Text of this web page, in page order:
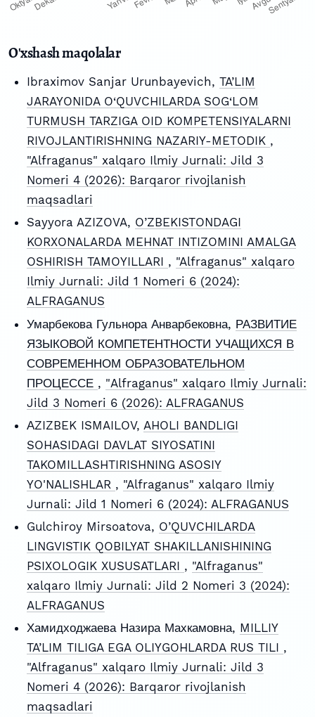
O'xshash maqolalar
Ibraximov Sanjar Urunbayevich, TA’LIM
JARAYONIDA O‘QUVCHILARDA SOG‘LOM
TURMUSH TARZIGA OID KOMPETENSIYALARNI
RIVOJLANTIRISHNING NAZARIY-METODIK ,
"Alfraganus" xalqaro Ilmiy Jurnali: Jild 3
Nomeri 4 (2026): Barqaror rivojlanish
maqsadlari
Sayyora AZIZOVA, O’ZBEKISTONDAGI
KORXONALARDA MEHNAT INTIZOMINI AMALGA
OSHIRISH TAMOYILLARI , "Alfraganus" xalqaro
Ilmiy Jurnali: Jild 1 Nomeri 6 (2024):
ALFRAGANUS
Умарбекова Гульнора Анварбековна, РАЗВИТИЕ
ЯЗЫКОВОЙ КОМПЕТЕНТНОСТИ УЧАЩИХСЯ В
СОВРЕМЕННОМ ОБРАЗОВАТЕЛЬНОМ
ПРОЦЕССЕ , "Alfraganus" xalqaro Ilmiy Jurnali:
Jild 3 Nomeri 6 (2026): ALFRAGANUS
АZIZBEK ISMAILOV, AHOLI BANDLIGI
SOHASIDAGI DAVLAT SIYOSATINI
TAKOMILLASHTIRISHNING ASOSIY
YO'NALISHLAR , "Alfraganus" xalqaro Ilmiy
Jurnali: Jild 1 Nomeri 6 (2024): ALFRAGANUS
Gulchiroy Mirsoatova, O’QUVCHILARDA
LINGVISTIK QOBILYAT SHAKILLANISHINING
PSIXOLOGIK XUSUSATLARI , "Alfraganus"
xalqaro Ilmiy Jurnali: Jild 2 Nomeri 3 (2024):
ALFRAGANUS
Хамидходжаева Назира Махкамовна, MILLIY
TA’LIM TILIGA EGA OLIYGOHLARDA RUS TILI ,
"Alfraganus" xalqaro Ilmiy Jurnali: Jild 3
Nomeri 4 (2026): Barqaror rivojlanish
maqsadlari